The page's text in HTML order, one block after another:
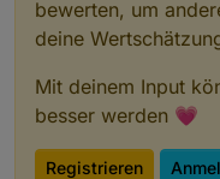
bewerten, um
deine
Mit deinem Input
besser werden 💗
Registrieren